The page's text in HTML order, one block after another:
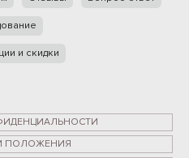
и скидки
ПОЛОЖЕНИЯ